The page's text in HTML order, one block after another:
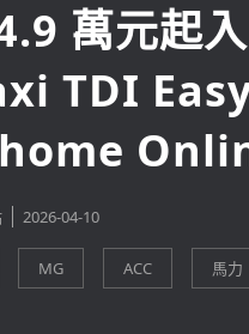
萬元起
TDI
2026-04-10